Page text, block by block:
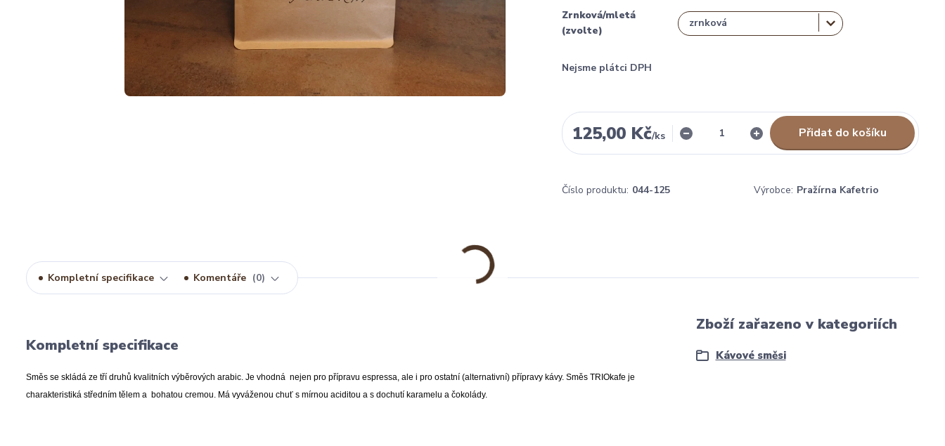
Zrnková/mletá
(zvolte)
Nejsme plátci DPH
125,00 Kč/ks Přidat do košíku
Číslo produktu: 044-125 Výrobce: Pražírna Kafetrio
Kompletní specifikace Komentáře 0
Kompletní specifikace
Směs se skládá ze tří druhů kvalitních výběrových arabic. Je vhodná nejen pro přípravu espressa, ale i pro ostatní (alternativní) přípravy kávy. Směs TRIOkafe je
charakteristiká středním tělem a bohatou cremou. Má vyváženou chuť s mírnou aciditou a s dochutí karamelu a čokolády.
Zboží zařazeno v kategoriích
Kávové směsi